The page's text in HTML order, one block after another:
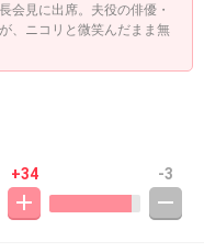
会見に出席。夫役の俳優・
、ニコリと微笑んだまま無
+34 -3